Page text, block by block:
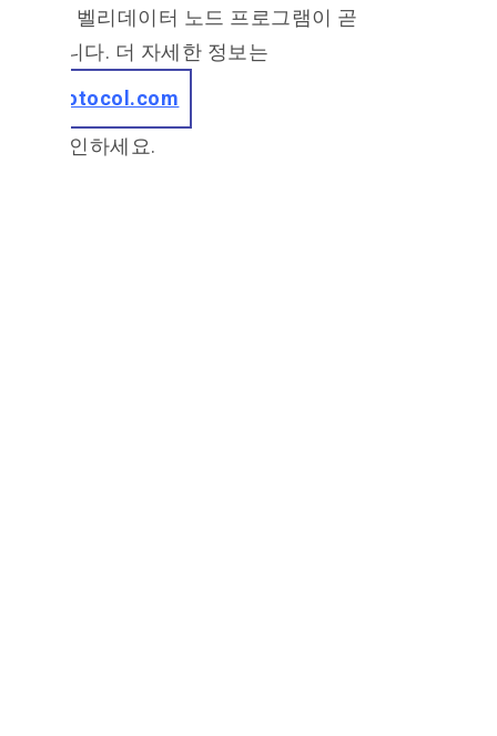
개별 벨리데이터 노드 프로그램이 곧
시작됩니다. 더 자세한 정보는
Sixprotocol.com
에서 확인하세요.